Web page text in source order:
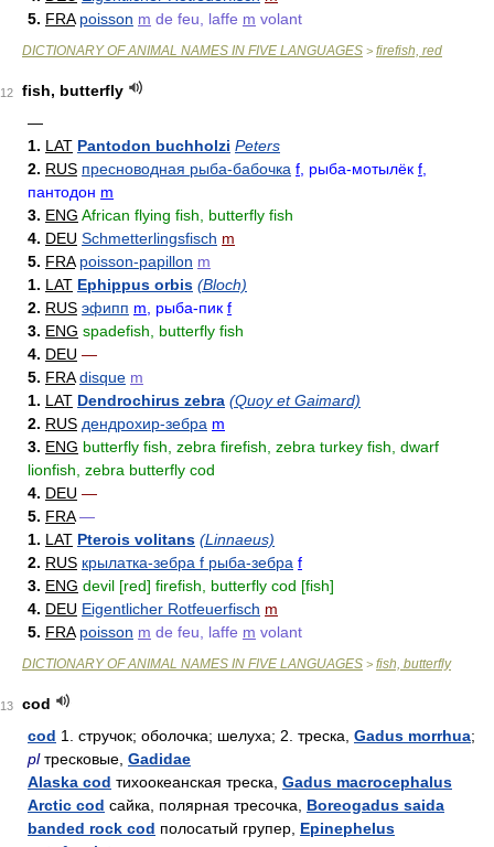
5. FRA poisson m de feu, laffe m volant
DICTIONARY OF ANIMAL NAMES IN FIVE LANGUAGES > firefish, red
12
fish, butterfly
—
1. LAT Pantodon buchholzi Peters
2. RUS пресноводная рыба-бабочка f , рыба-мотылёк f
пантодон m
3. ENG African flying fish, butterfly fish
4. DEU Schmetterlingsfisch m
5. FRA poisson-papillon m
1. LAT Ephippus orbis (Bloch)
2. RUS эфипп m , рыба-пик f
3. ENG spadefish, butterfly fish
4. DEU —
5. FRA disque m
1. LAT Dendrochirus zebra (Quoy et Gaimard)
2. RUS дендрохир-зебра m
3. ENG butterfly fish, zebra firefish, zebra turkey fish, dwarf
lionfish, zebra butterfly cod
4. DEU —
5. FRA —
1. LAT Pterois volitans (Linnaeus)
2. RUS крылатка-зебра f рыба-зебра f
3. ENG devil [red] firefish, butterfly cod [fish]
4. DEU Eigentlicher Rotfeuerfisch m
5. FRA poisson m de feu, laffe m volant
DICTIONARY OF ANIMAL NAMES IN FIVE LANGUAGES > fish, butterfly
13
cod
cod 1. стручок; оболочка; шелуха; 2. треска, Gadus morrhua;
pl тресковые, Gadidae
Alaska cod тихоокеанская треска, Gadus macrocephalus
Arctic cod сайка, полярная тресочка, Boreogadus saida
banded rock cod полосатый групер, Epinephelus